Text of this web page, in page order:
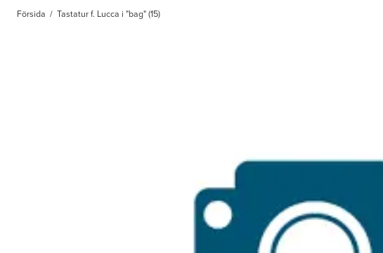
Köksfläktar Kyl och Frys
Försida
Tastatur f. Lucca i "bag" (15)